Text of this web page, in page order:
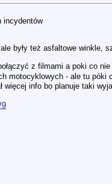
incydentów
były też asfaltowe
z filmami a poki co
motocyklowych - ale tu póki
info bo planuje taki